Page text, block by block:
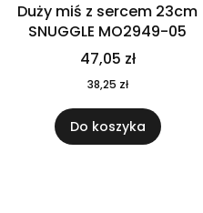
Duży miś z sercem 23cm
SNUGGLE MO2949-05
47,05 zł
38,25 zł
Do koszyka